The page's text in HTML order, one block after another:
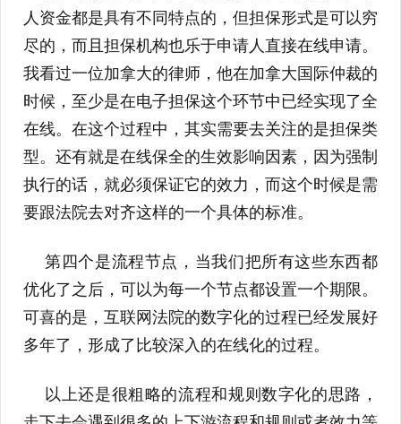
人资金都是具有不同特点的，但担保形式是可以穷
尽的，而且担保机构也乐于申请人直接在线申请。
我看过一位加拿大的律师，他在加拿大国际仲裁的
时候，至少是在电子担保这个环节中已经实现了全
在线。在这个过程中，其实需要去关注的是担保类
型。还有就是在线保全的生效影响因素，因为强制
执行的话，就必须保证它的效力，而这个时候是需
要跟法院去对齐这样的一个具体的标准。
第四个是流程节点，当我们把所有这些东西都
优化了之后，可以为每一个节点都设置一个期限。
可喜的是，互联网法院的数字化的过程已经发展好
多年了，形成了比较深入的在线化的过程。
以上还是很粗略的流程和规则数字化的思路，